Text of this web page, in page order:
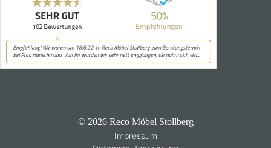
© 2026 Reco Möbel Stollberg
Impressum